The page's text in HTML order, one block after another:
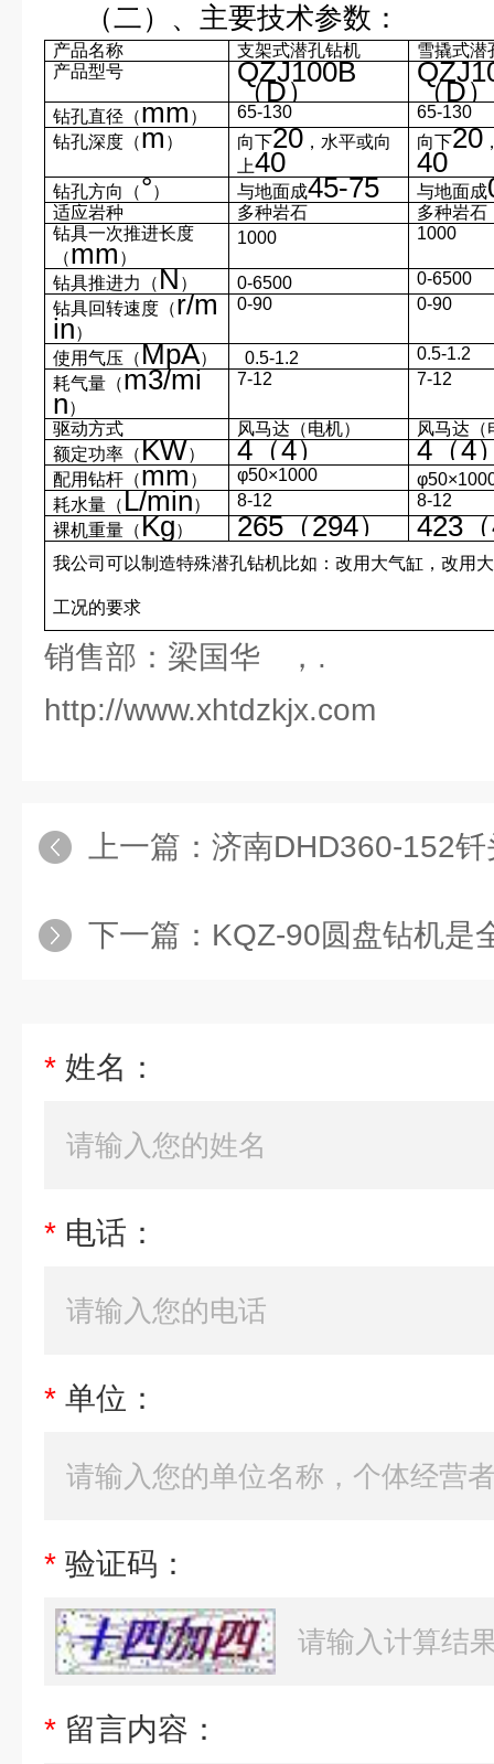
（二）、主要技术参数：
产品名称 支架式潜孔钻机
雪撬式潜
产品型号
QZJ100B
（D） （D
钻孔直径（mm） 65-130
65-130
钻孔深度（m） 向下20 ，水平或向
上40
向下20
40
钻孔方向（°） 与地面成45-75 与地面成
适应岩种 多种岩石
多种岩石
钻具一次推进长度
（mm ）
1000 1000
钻具推进力（N） 0-6500
0-6500
钻具回转速度（r/m
in）
0-90 0-90
使用气压（MpA） 0.5-1.2
0.5-1.2
耗气量（m3/mi
n）
7-12 7-12
驱动方式 风马达（电机）
风马达（
额定功率（KW） 4（4） 4（4
配用钻杆（mm） φ50×1000
耗水量（L/min） 8-12
8-12
裸机重量（Kg） 265（294） 423（
我公司可以制造特殊潜孔钻机比如：改用大气缸，改用
工况的要求
销售部：梁国华 ，.
http://www.xhtdzkjx.com
上一篇： 济南DHD360-152
下一篇： KQZ-90圆盘钻机是全气
* 姓名：
* 电话：
* 单位：
* 验证码：
* 留言内容：